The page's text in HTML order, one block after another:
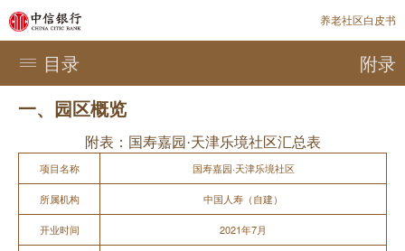
养老社区白皮书
目录
附录
一、园区概览
附表：国寿嘉园·天津乐境社区汇总表
项目名称 国寿嘉园·天津乐境社区
所属机构 中国人寿（自建）
开业时间 2021年7月